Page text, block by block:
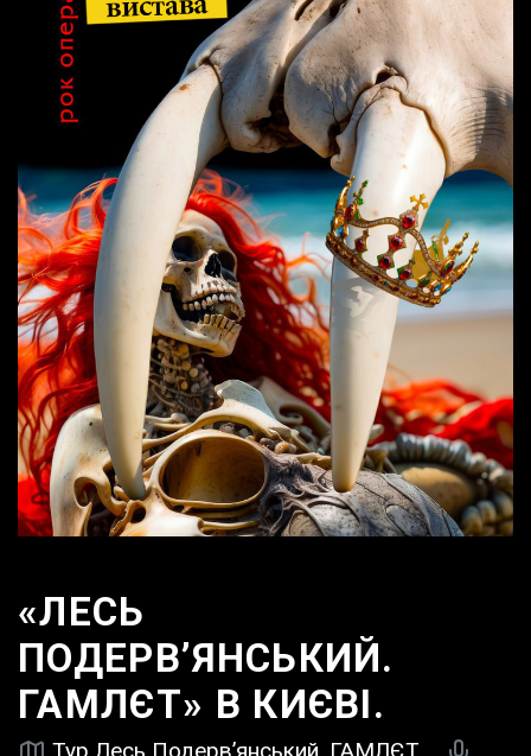
«ЛЕСЬ
ПОДЕРВ’ЯНСЬКИЙ.
ГАМЛЄТ» В КИЄВІ.
Тур Лесь Подерв’янський. ГАМЛЄТ